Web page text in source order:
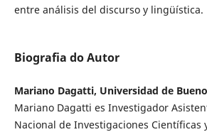
entre análisis del discurso y lingüística.
Biografia do Autor
Mariano Dagatti, Universidad de
Mariano Dagatti es Investigador
Nacional de Investigaciones Científicas